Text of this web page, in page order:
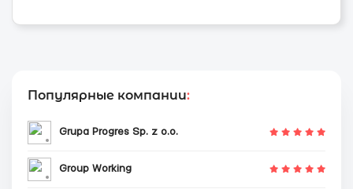
Популярные компании:
Grupa Progres Sp. z o.o.
Group Working